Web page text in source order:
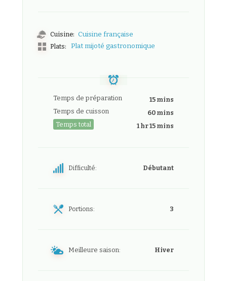
Cuisine: Cuisine française
Plats: Plat mijoté gastronomique
Temps de préparation
15 mins
Temps de cuisson
60 mins
Temps total
1 hr 15 mins
Difficulté: Débutant
Portions: 3
Meilleure saison: Hiver